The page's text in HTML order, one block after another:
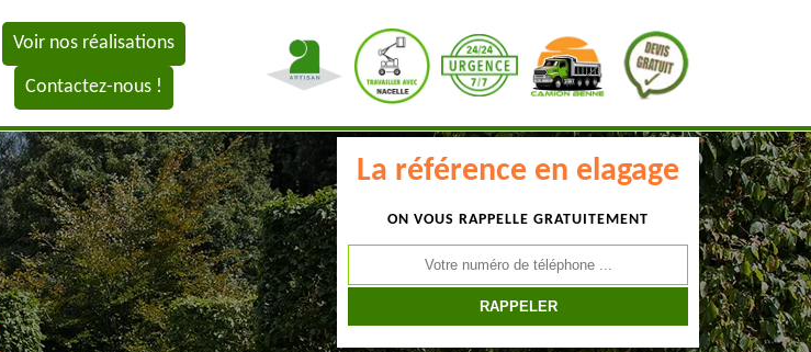
Voir nos réalisations
Contactez-nous !
La référence en elagage
ON VOUS RAPPELLE GRATUITEMENT